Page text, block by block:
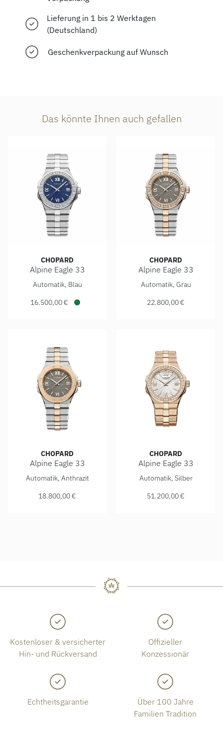
Lieferung in 1 bis 2 Werktagen
(Deutschland)
Geschenkverpackung auf Wunsch
Das könnte Ihnen auch gefallen
CHOPARD
Alpine Eagle 33
Chopard Alpine Eagle 33, Ref: 298617-3002, Preis:
Automatik, Blau
16.500,00 €
CHOPARD
Alpine Eagle 33
Chopard Alpine Eagle 33,
Automatik, Grau
22.800,00 €
CHOPARD
Alpine Eagle 33
Chopard Alpine Eagle 33, Ref: 298617-6001, Preis:
Automatik, Anthrazit
18.800,00 €
CHOPARD
Alpine Eagle 33
Chopard Alpine Eagle 33,
Automatik, Silber
51.200,00 €
Kostenloser & versicherter
Hin- und Rückversand
Offizieller
Konzessionär
Echtheitsgarantie
Über 100 Jahre
Familien Tradition